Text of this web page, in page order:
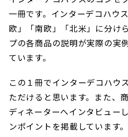
一冊です。インターデコハウ
欧」「南欧」「北米」に分け
プの各商品の説明が実際の実
ています。
この１冊でインターデコハウ
ただけると思います。また、
ディネーターへインタビュー
ンポイントを掲載しています。